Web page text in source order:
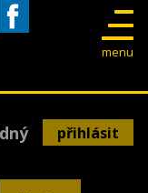
menu
přihlásit